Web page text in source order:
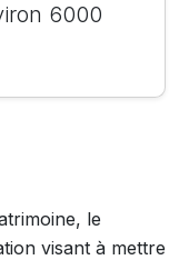
6000
le
visant à mettre